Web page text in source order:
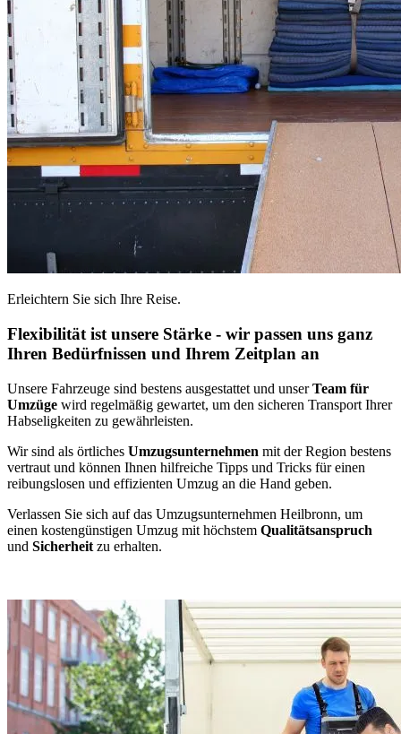
Erleichtern Sie sich Ihre Reise.
Flexibilität ist unsere Stärke - wir passen uns ganz
Ihren Bedürfnissen und Ihrem Zeitplan an
Unsere Fahrzeuge sind bestens ausgestattet und unserTeam für
Umzüge wird regelmäßig gewartet, um den sicheren Transport Ihrer
Habseligkeiten zu gewährleisten.
Wir sind als örtliches Umzugsunternehmen mit der Region bestens
vertraut und können Ihnen hilfreiche Tipps und Tricks für einen
reibungslosen und effizienten Umzug an die Hand geben.
Verlassen Sie sich auf das Umzugsunternehmen Heilbronn, um
einen kostengünstigen Umzug mit höchstem Qualitätsanspruch
und Sicherheit zu erhalten.